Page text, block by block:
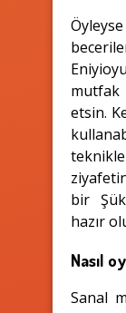
etsin.
bir
hazır
Nasıl
Sanal